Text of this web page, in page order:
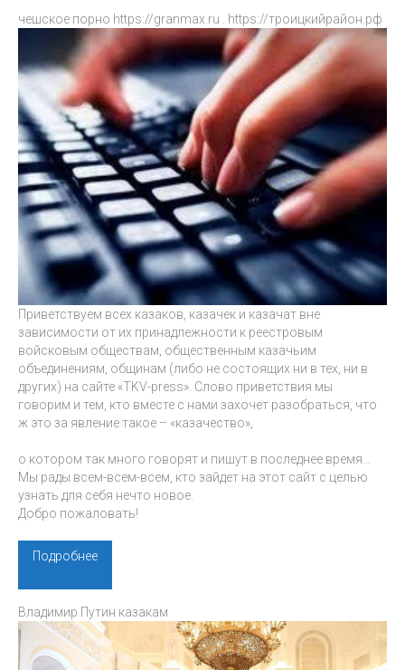
чешское порно https://granmax.ru https://троицкийрайон.рф
Приветствуем всех казаков, казачек и казачат вне
зависимости от их принадлежности к реестровым
войсковым обществам, общественным казачьим
объединениям, общинам (либо не состоящих ни в тех, ни в
других) на сайте «TKV-press». Слово приветствия мы
говорим и тем, кто вместе с нами захочет разобраться, что
ж это за явление такое – «казачество»,
о котором так много говорят и пишут в последнее время…
Мы рады всем-всем-всем, кто зайдет на этот сайт с целью
узнать для себя нечто новое.
Добро пожаловать!
Подробнее
Владимир Путин казакам